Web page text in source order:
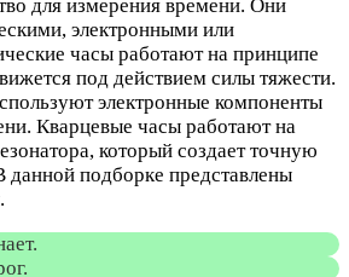
для измерения времени. Они
электронными или
часы работают на принципе
под действием силы тяжести.
электронные компоненты
Кварцевые часы работают на
который создает точную
данной подборке представлены